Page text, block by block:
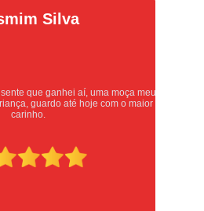
Alexandre
Oliveira
serviços executados com carinho e
sem dúvidas, merece 10 estrelas